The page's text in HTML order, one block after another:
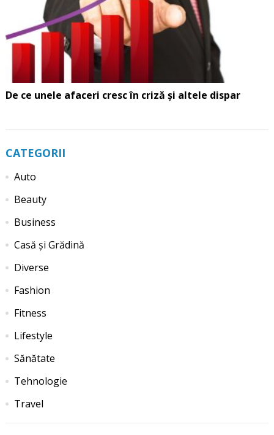
De ce unele afaceri cresc în criză și altele dispar
CATEGORII
Auto
Beauty
Business
Casă și Grădină
Diverse
Fashion
Fitness
Lifestyle
Sănătate
Tehnologie
Travel